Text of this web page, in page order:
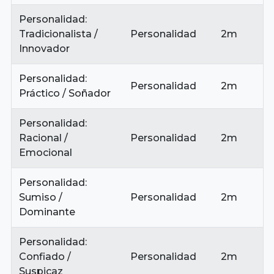
vacante, ¡no dudes en postularte! 🌈✨ Tu camino
hacia el éxito y la realización profesional comienza
aquí. ¡Esperamos recibir tu aplicación! 📥👩‍⚕️
Personalidad:
Tradicionalista /
Innovador
Personalidad 2m
Personalidad:
Práctico / Soñador
Personalidad 2m
Personalidad:
Racional /
Emocional
Personalidad 2m
Personalidad:
Sumiso /
Dominante
Personalidad 2m
Personalidad:
Confiado /
Suspicaz
Personalidad 2m